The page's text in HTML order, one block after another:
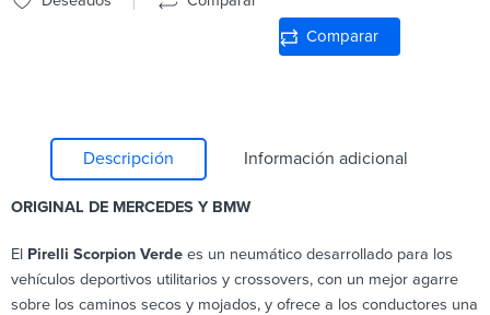
Comparar
Descripción Información adicional
ORIGINAL DE MERCEDES Y BMW
El Pirelli Scorpion Verde es un neumático desarrollado para los
vehículos deportivos utilitarios y crossovers, con un mejor agarre
sobre los caminos secos y mojados, y ofrece a los conductores una